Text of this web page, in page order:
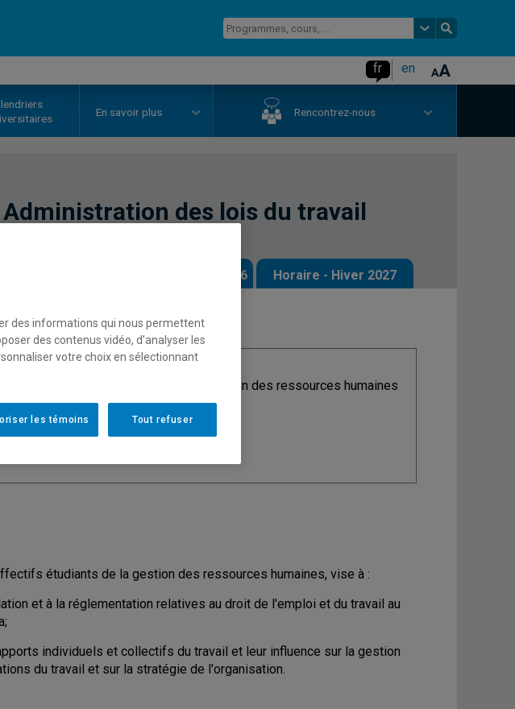
fr en
En savoir plus Rencontrez-nous
Administration des lois du travail
Horaire - Automne 2026 Horaire - Hiver 2027
: Organisation des ressources humaines
étudiants de la gestion des ressources humaines, vise à :
et à la réglementation relatives au droit de l'emploi et du travail au
individuels et collectifs du travail et leur influence sur la gestion
du travail et sur la stratégie de l'organisation.
des informations qui nous permettent
des contenus vidéo, d’analyser les
votre choix en sélectionnant
Tout refuser
les témoins